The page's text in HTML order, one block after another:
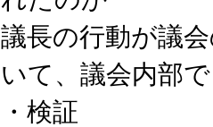
議長の行動が議
いて、議会内部で
・検証